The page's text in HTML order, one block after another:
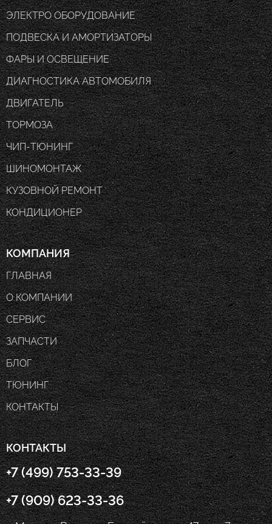
ЭЛЕКТРО ОБОРУДОВАНИЕ
ПОДВЕСКА И АМОРТИЗАТОРЫ
ФАРЫ И ОСВЕЩЕНИЕ
ДИАГНОСТИКА АВТОМОБИЛЯ
ДВИГАТЕЛЬ
ТОРМОЗА
ЧИП-ТЮНИНГ
ШИНОМОНТАЖ
КУЗОВНОЙ РЕМОНТ
КОНДИЦИОНЕР
КОМПАНИЯ
ГЛАВНАЯ
О КОМПАНИИ
СЕРВИС
ЗАПЧАСТИ
БЛОГ
ТЮНИНГ
КОНТАКТЫ
КОНТАКТЫ
+7 (499) 753-33-39
+7 (909) 623-33-36